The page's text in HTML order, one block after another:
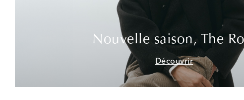
Nouvelle saison, The
Découvrir